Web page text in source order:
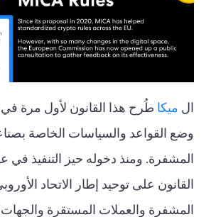
ال ميكا
وضع القواعد والسياسات الخاصة
القانون على توحيد إطار الاتحاد
المشفرة والعملات المستقرة